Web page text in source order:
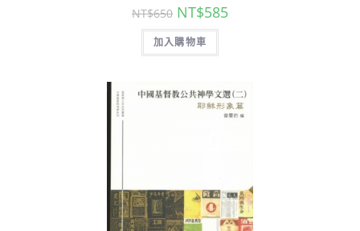
NT$650 NT$585
加入購物車